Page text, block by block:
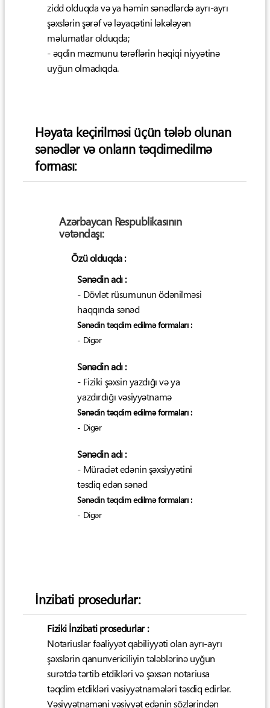
zidd olduqda və ya həmin sənədlərdə ayrı-ayrı
şəxslərin şərəf və ləyaqətini ləkələyən
məlumatlar olduqda;
- əqdin məzmunu tərəflərin həqiqi niyyətinə
uyğun olmadıqda.
Həyata keçirilməsi üçün tələb olunan
sənədlər və onların təqdimedilmə
forması:
Azərbaycan Respublikasının
vətəndaşı:
Özü olduqda :
Sənədin adı :
- Dövlət rüsumunun ödənilməsi
haqqında sənəd
Sənədin təqdim edilmə formaları :
- Digər
Sənədin adı :
- Fiziki şəxsin yazdığı və ya
yazdırdığı vəsiyyətnamə
Sənədin təqdim edilmə formaları :
- Digər
Sənədin adı :
- Müraciət edənin şəxsiyyətini
təsdiq edən sənəd
Sənədin təqdim edilmə formaları :
- Digər
İnzibati prosedurlar:
Fiziki İnzibati prosedurlar :
Notariuslar fəaliyyət qabiliyyəti olan ayrı-ayrı
şəxslərin qanunvericiliyin tələblərinə uyğun
surətdə tərtib etdikləri və şəxsən notariusa
təqdim etdikləri vəsiyyətnamələri təsdiq edirlər.
Vəsiyyətnaməni vəsiyyət edənin sözlərindən